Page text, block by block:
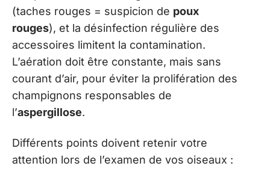
(taches rouges = suspicion de poux
rouges), et la désinfection régulière des
accessoires limitent la contamination.
L’aération doit être constante, mais sans
courant d’air, pour éviter la prolifération des
champignons responsables de
l’aspergillose.
Différents points doivent retenir votre
attention lors de l’examen de vos oiseaux :